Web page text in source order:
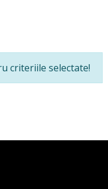
criteriile selectate!